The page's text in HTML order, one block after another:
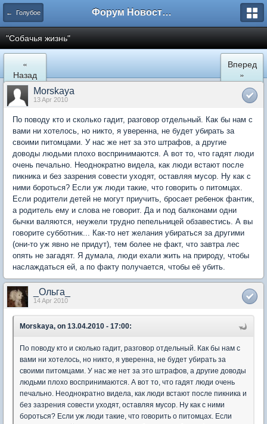
← Голубое Форум Новостройки
"Собачья жизнь"
«
Назад
Вперед
»
Morskaya
13 Apr 2010
По поводу кто и сколько гадит, разговор отдельный. Как бы нам с
вами ни хотелось, но никто, я уверенна, не будет убирать за
своими питомцами. У нас же нет за это штрафов, а другие
доводы людьми плохо воспринимаются. А вот то, что гадят люди
очень печально. Неоднократно видела, как люди встают после
пикника и без зазрения совести уходят, оставляя мусор. Ну как с
ними бороться? Если уж люди такие, что говорить о питомцах.
Если родители детей не могут приучить, бросает ребенок фантик,
а родитель ему и слова не говорит. Да и под балконами одни
бычки валяются, неужели трудно пепельницей обзавестись. А вы
говорите субботник... Как-то нет желания убираться за другими
(они-то уж явно не придут), тем более не факт, что завтра лес
опять не загадят. Я думала, люди ехали жить на природу, чтобы
наслаждаться ей, а по факту получается, чтобы её убить.
_Ольга_
14 Apr 2010
Morskaya, on 13.04.2010 - 17:00:
По поводу кто и сколько гадит, разговор отдельный. Как бы нам с
вами ни хотелось, но никто, я уверенна, не будет убирать за
своими питомцами. У нас же нет за это штрафов, а другие доводы
людьми плохо воспринимаются. А вот то, что гадят люди очень
печально. Неоднократно видела, как люди встают после пикника и
без зазрения совести уходят, оставляя мусор. Ну как с ними
бороться? Если уж люди такие, что говорить о питомцах. Если